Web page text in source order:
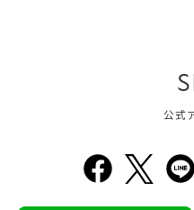
公式